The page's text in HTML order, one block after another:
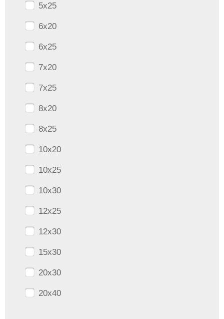
5x25
6x20
6x25
7x20
7x25
8x20
8x25
10x20
10x25
10x30
12x25
12x30
15x30
20x30
20x40